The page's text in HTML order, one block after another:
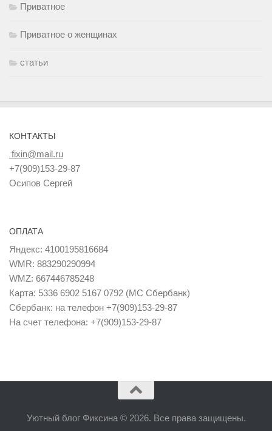
Приватное
Приватное о женщинах
статьи
КОНТАКТЫ
fixin@mail.ru
+7(909)153-29-87
Осипов Сергей
ОПЛАТА
Яндекс: 4100195816684
WMR: 883290290994
WMZ: 667446785248
Карта: 5336 6902 5167 0792 (MC Сбербанк)
Сбербанк: на телефон +7(909)153-29-87
На счет телефона: +7(909)153-29-87
Уютный блог Фиксина © 2026. Все права защищены.